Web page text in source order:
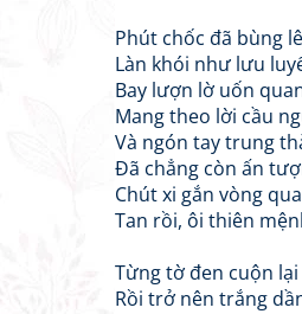
Phút chốc đã bùng
Làn khói như lưu
Bay lượn lờ uốn
Mang theo lời cầu
Và ngón tay trung
Đã chẳng còn ấn
Chút xi gắn vòng
Tan rồi, ôi thiên
Từng tờ đen cuộn lại
Rồi trở nên trắng